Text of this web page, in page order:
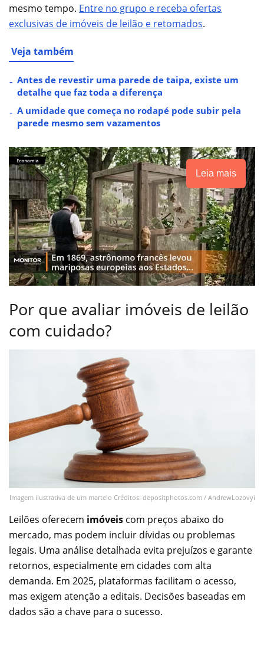
mesmo tempo. Entre no grupo e receba ofertas
exclusivas de imóveis de leilão e retomados.
Veja também
Antes de revestir uma parede de taipa, existe um
detalhe que faz toda a diferença
A umidade que começa no rodapé pode subir pela
parede mesmo sem vazamentos
Leia mais
Por que avaliar imóveis de leilão
com cuidado?
Imagem ilustrativa de um martelo Créditos: depositphotos.com / AndrewLozovyi
Leilões oferecem imóveis com preços abaixo do
mercado, mas podem incluir dívidas ou problemas
legais. Uma análise detalhada evita prejuízos e garante
retornos, especialmente em cidades com alta
demanda. Em 2025, plataformas facilitam o acesso,
mas exigem atenção a editais. Decisões baseadas em
dados são a chave para o sucesso.